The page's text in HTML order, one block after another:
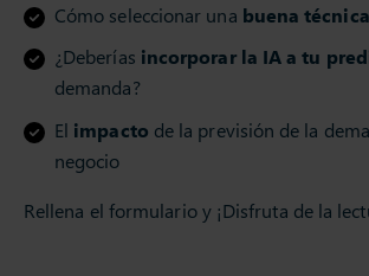
Cómo seleccionar una buena
¿Deberías incorporar la IA a tu
demanda?
El impacto de la previsión de la
negocio
Rellena el formulario y ¡Disfruta de la